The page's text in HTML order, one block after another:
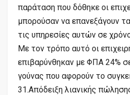
παράταση που δόθηκε οι
μπορούσαν να επανεξάγουν
τις υπηρεσίες αυτών σε
Με τον τρόπο αυτό οι
επιβαρύνθηκαν με ΦΠΑ 24%
γούνας που αφορούν το
31.Απόδειξη λιανικής